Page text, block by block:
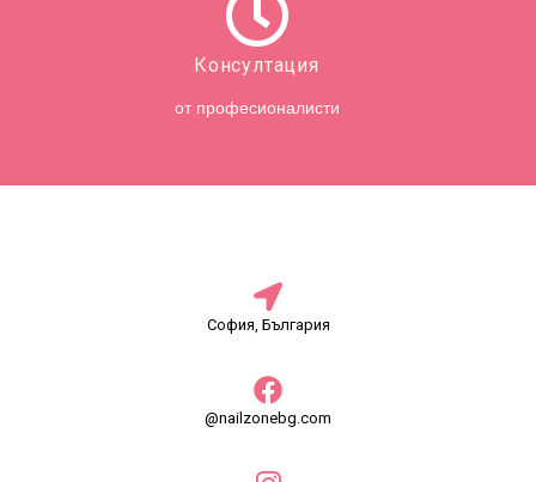
Консултация
от професионалисти
София, България
@nailzonebg.com